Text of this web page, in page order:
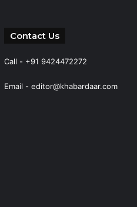
Contact Us
Call - +91 9424472272
Email - editor@khabardaar.com